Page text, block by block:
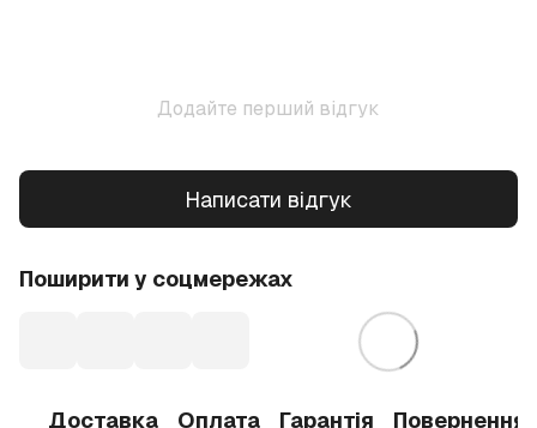
Додайте перший відгук
Написати відгук
Поширити у соцмережах
Доставка Оплата Гарантія Повернення